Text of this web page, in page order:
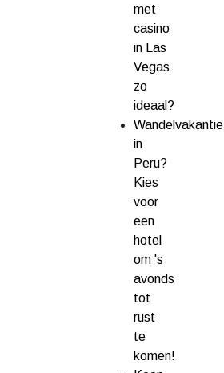
met
casino
in Las
Vegas
zo
ideaal?
Wandelvakantie
in
Peru?
Kies
voor
een
hotel
om 's
avonds
tot
rust
te
komen!